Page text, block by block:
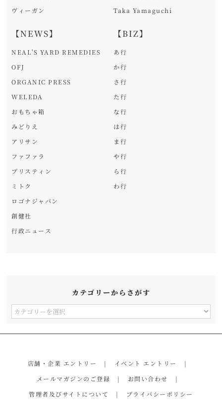
ヴィーガン
【NEWS】
NEAL'S YARD REMEDIES
OFJ
ORGANIC PRESS
WELEDA
おもちゃ箱
みどりえ
アリサン
ファファラ
プリスティン
ミトク
ロゴナジャパン
創健社
行政ニュース
Taka Yamaguchi
【BIZ】
あ行
か行
さ行
た行
な行
は行
ま行
や行
ら行
わ行
カテゴリーからさがす
カ
店舗・企業 エントリー
イベント エントリー
メールマガジンのご登録
お問い合わせ
管理者及びサイトについて
プライバシーポリシー